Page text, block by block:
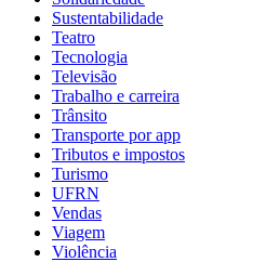
Sustentabilidade
Teatro
Tecnologia
Televisão
Trabalho e carreira
Trânsito
Transporte por app
Tributos e impostos
Turismo
UFRN
Vendas
Viagem
Violência